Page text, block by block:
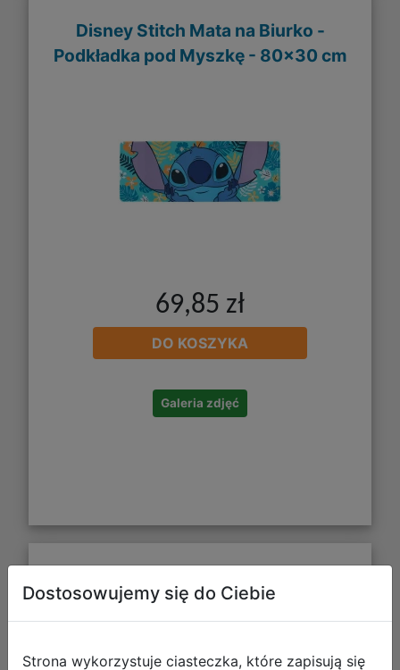
Disney Stitch Mata na Biurko -
Podkładka pod Myszkę - 80x30 cm
69,85 zł
DO KOSZYKA
Galeria zdjęć
Podkładka pod Myszkę Dune cz.1
Dostosowujemy się do Ciebie
Strona wykorzystuje ciasteczka, które zapisują się